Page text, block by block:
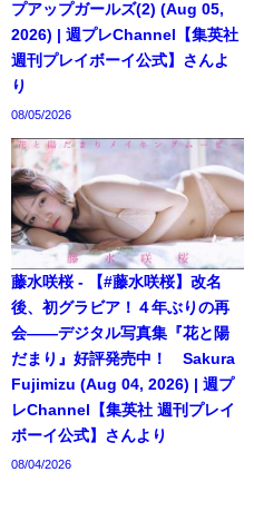
プアップガールズ(2) (Aug 05,
2026) | 週プレChannel【集英社
週刊プレイボーイ公式】さんよ
り
08/05/2026
藤水咲桜 - 【#藤水咲桜】改名
後、初グラビア！４年ぶりの再
会――デジタル写真集『花と陽
だまり』好評発売中！ Sakura
Fujimizu (Aug 04, 2026) | 週プ
レChannel【集英社 週刊プレイ
ボーイ公式】さんより
08/04/2026